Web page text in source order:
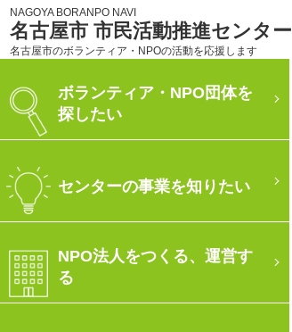
NAGOYA BORANPO NAVI
名古屋市 市民活動推進センター
名古屋市のボランティア・NPOの活動を応援します
ボランティア・NPO団体を
探したい
センターの事業を知りたい
NPO法人をつくる、運営す
る